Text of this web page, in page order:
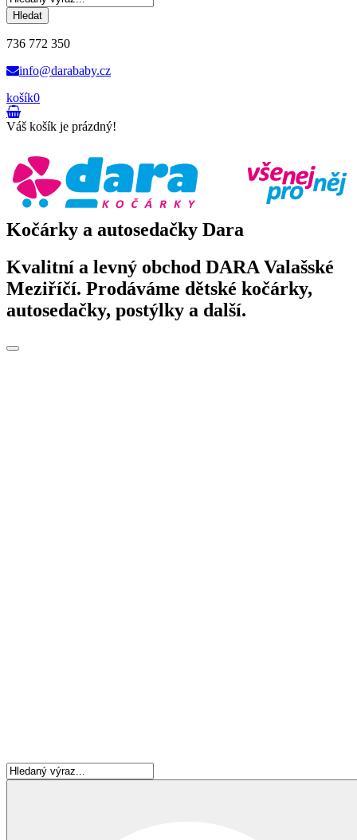
Hledat
736 772 350
info@darababy.cz
košík0
Váš košík je prázdný!
Kočárky a autosedačky Dara
Kvalitní a levný obchod DARA Valašské
Meziříčí. Prodáváme dětské kočárky,
autosedačky, postýlky a další.
Toggle